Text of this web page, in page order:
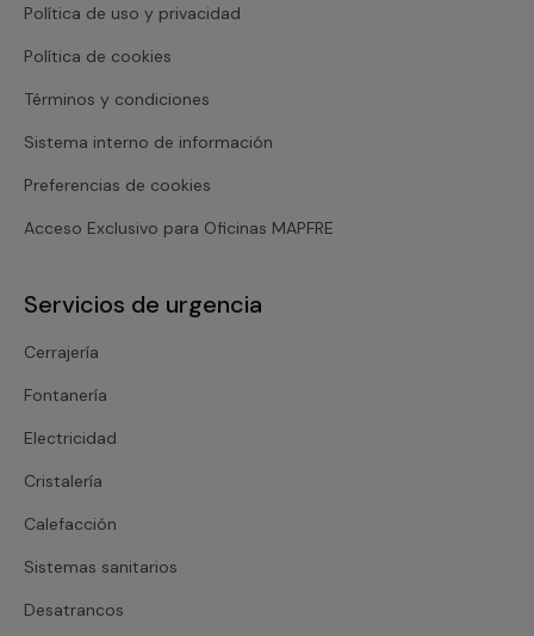
Política de uso y privacidad
Política de cookies
Términos y condiciones
Sistema interno de información
Preferencias de cookies
Acceso Exclusivo para Oficinas MAPFRE
Servicios de urgencia
Cerrajería
Fontanería
Electricidad
Cristalería
Calefacción
Sistemas sanitarios
Desatrancos